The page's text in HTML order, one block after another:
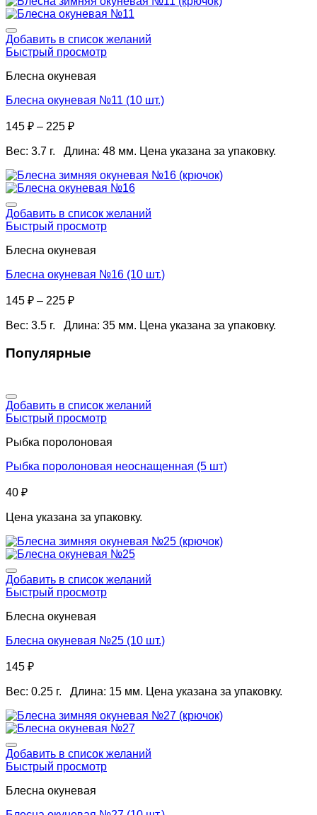
Добавить в список желаний
Быстрый просмотр
Блесна окуневая
Блесна окуневая №11 (10 шт.)
145 ₽ – 225 ₽
Вес: 3.7 г. Длина: 48 мм. Цена указана за упаковку.
Добавить в список желаний
Быстрый просмотр
Блесна окуневая
Блесна окуневая №16 (10 шт.)
145 ₽ – 225 ₽
Вес: 3.5 г. Длина: 35 мм. Цена указана за упаковку.
Популярные
Добавить в список желаний
Быстрый просмотр
Рыбка поролоновая
Рыбка поролоновая неоснащенная (5 шт)
40 ₽
Цена указана за упаковку.
Добавить в список желаний
Быстрый просмотр
Блесна окуневая
Блесна окуневая №25 (10 шт.)
145 ₽
Вес: 0.25 г. Длина: 15 мм. Цена указана за упаковку.
Добавить в список желаний
Быстрый просмотр
Блесна окуневая